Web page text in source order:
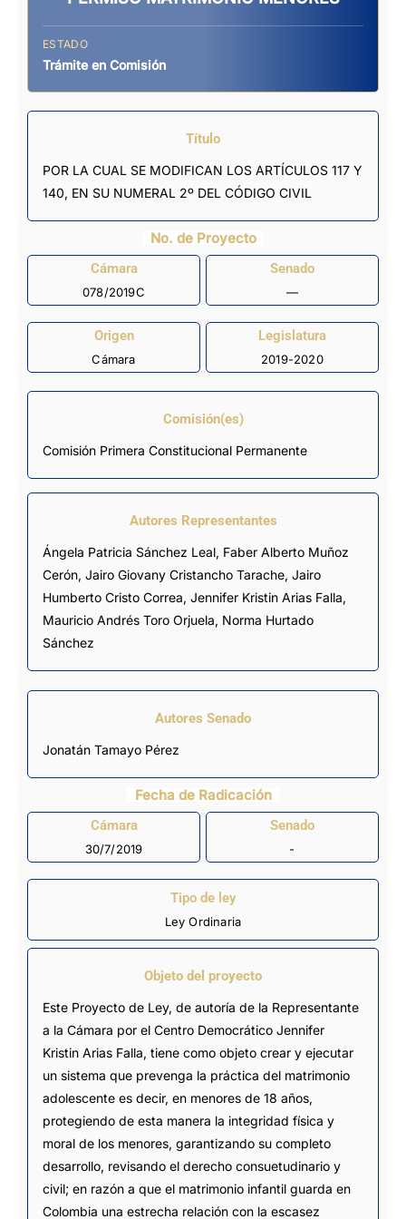
ESTADO
Trámite en Comisión
Título
POR LA CUAL SE MODIFICAN LOS ARTÍCULOS 117 Y
140, EN SU NUMERAL 2º DEL CÓDIGO CIVIL
No. de Proyecto
Cámara
078/2019C
Senado
—
Origen
Cámara
Legislatura
2019-2020
Comisión(es)
Comisión Primera Constitucional Permanente
Autores Representantes
Ángela Patricia Sánchez Leal, Faber Alberto Muñoz
Cerón, Jairo Giovany Cristancho Tarache, Jairo
Humberto Cristo Correa, Jennifer Kristin Arias Falla,
Mauricio Andrés Toro Orjuela, Norma Hurtado
Sánchez
Autores Senado
Jonatán Tamayo Pérez
Fecha de Radicación
Cámara
30/7/2019
Senado
-
Tipo de ley
Ley Ordinaria
Objeto del proyecto
Este Proyecto de Ley, de autoría de la Representante
a la Cámara por el Centro Democrático Jennifer
Kristin Arias Falla, tiene como objeto crear y ejecutar
un sistema que prevenga la práctica del matrimonio
adolescente es decir, en menores de 18 años,
protegiendo de esta manera la integridad física y
moral de los menores, garantizando su completo
desarrollo, revisando el derecho consuetudinario y
civil; en razón a que el matrimonio infantil guarda en
Colombia una estrecha relación con la escasez